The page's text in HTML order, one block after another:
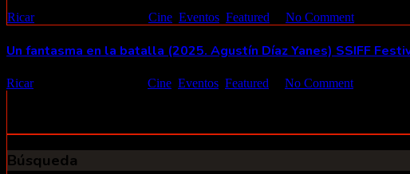
Ricar Cine Eventos Featured No Comment
Un fantasma en la batalla (2025. Agustín Díaz Yanes) SSIFF
Ricar Cine Eventos Featured
No Comment
Búsqueda